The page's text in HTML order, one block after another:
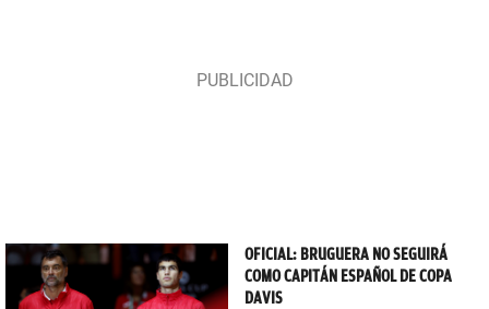
OFICIAL: BRUGUERA NO SEGUIRÁ
COMO CAPITÁN ESPAÑOL DE COPA
DAVIS